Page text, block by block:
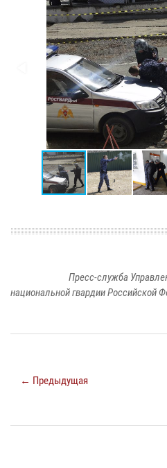
Пресс-служба
национальной гвардии Российской
← Предыдущая